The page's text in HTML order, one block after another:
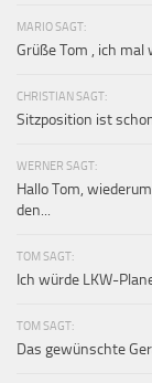
MARIO SAGT:
Grüße Tom , ich mal
CHRISTIAN SAGT:
Sitzposition ist
WERNER SAGT:
Hallo Tom,
den...
TOM SAGT:
Ich würde LKW-
TOM SAGT:
Das gewünschte